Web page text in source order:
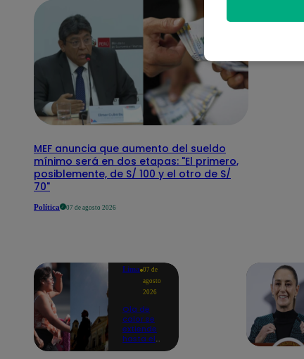
MEF anuncia que aumento del sueldo
mínimo será en dos etapas: "El primero,
posiblemente, de S/ 100 y el otro de S/
70"
Política 07 de agosto 2026
Lima 07 de
agosto
2026
Ola de
calor se
extiende
hasta el